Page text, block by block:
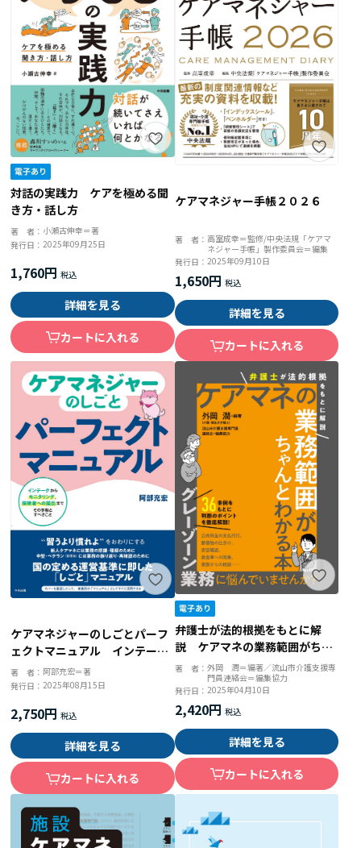
対話の実践力 ケアを極める聞
き方・話し方
著 者： 小瀬古伸幸＝著
発行日：2025年09月25日
1,760円
詳細を見る
カートに入れる
ケアマネジャー手帳２０２６
著 者： 高室成幸＝監修/中央法規「ケアマ
ネジャー手帳」製作委員会＝編集
発行日： 2025年09月10日
1,650円
詳細を見る
カートに入れる
ケアマネジャーのしごとパーフ
ェクトマニュアル インテーク
からモニタリング、保険者への
届出まで その手順とすべきこ
著 者： 阿部充宏＝著
発行日：2025年08月15日
2,750円
詳細を見る
カートに入れる
弁護士が法的根拠をもとに解
説 ケアマネの業務範囲がちゃ
んとわかる本
著 者： 外岡 潤＝編著／流山市介護支援専
門員連絡会＝編集協力
発行日： 2025年04月10日
2,420円
詳細を見る
カートに入れる